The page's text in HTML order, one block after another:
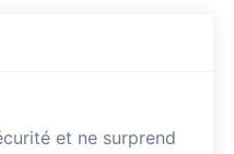
et ne surprend